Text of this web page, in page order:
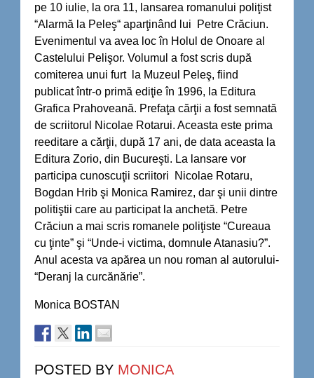
pe 10 iulie, la ora 11, lansarea romanului poliţist
“Alarmă la Peleş“ aparţinând lui Petre Crăciun.
Evenimentul va avea loc în Holul de Onoare al
Castelului Pelişor. Volumul a fost scris după
comiterea unui furt la Muzeul Peleş, fiind
publicat într-o primă ediţie în 1996, la Editura
Grafica Prahoveană. Prefaţa cărţii a fost semnată
de scriitorul Nicolae Rotarui. Aceasta este prima
reeditare a cărţii, după 17 ani, de data aceasta la
Editura Zorio, din Bucureşti. La lansare vor
participa cunoscuţii scriitori Nicolae Rotaru,
Bogdan Hrib şi Monica Ramirez, dar şi unii dintre
politiştii care au participat la anchetă. Petre
Crăciun a mai scris romanele poliţiste “Cureaua
cu ţinte” şi “Unde-i victima, domnule Atanasiu?”.
Anul acesta va apărea un nou roman al autorului-
“Deranj la curcănărie”.
Monica BOSTAN
POSTED BY MONICA